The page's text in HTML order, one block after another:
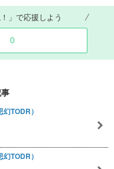
」で応援しよう
0
TODR）
TODR）